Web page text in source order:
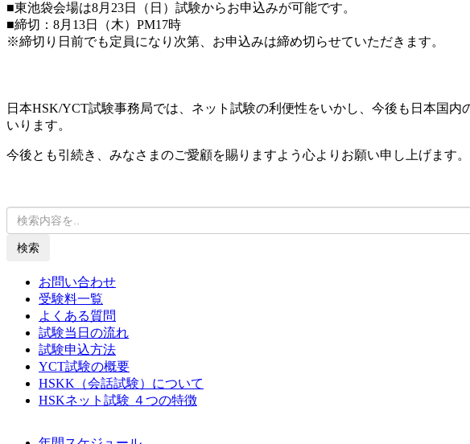
■東池袋会場は8月23日（日）試験からお申込みが可能です。
■締切：8月13日（木）PM17時
※締切り日前でも定員になり次第、お申込みは締め切らせていただきます。
日本HSK/YCT試験事務局では、ネット試験の利便性をいかし、今後も日本国
いります。
今後とも引続き、みなさまのご愛顧を賜りますよう心よりお願い申し上げます。
検索
お問い合わせ
受験料一覧
よくある質問
試験当日の流れ
試験申込方法
YCT試験の概要
HSKK（会話試験）について
HSKネット試験 ４つの特徴